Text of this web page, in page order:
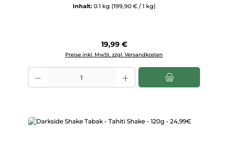
Inhalt: 0.1 kg (199,90 € / 1 kg)
Regulärer Preis:
19,99 €
Preise inkl. MwSt. zzgl. Versandkosten
Produkt Anzahl: Gib den gewünschten Wert ein oder benutze die